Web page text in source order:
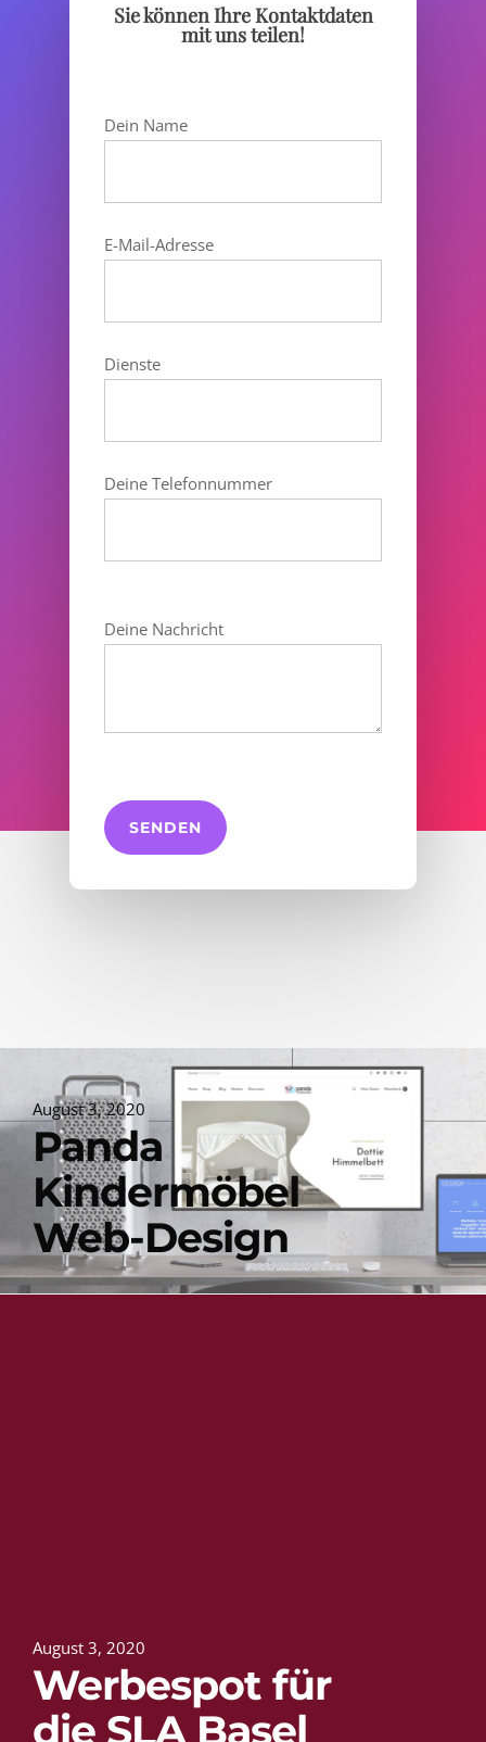
Sie können Ihre Kontaktdaten
mit uns teilen!
Dein Name
E-Mail-Adresse
Dienste
Deine Telefonnummer
Deine Nachricht
August 3, 2020
Panda
Kindermöbel
Web-Design
August 3, 2020
Werbespot für
die SLA Basel